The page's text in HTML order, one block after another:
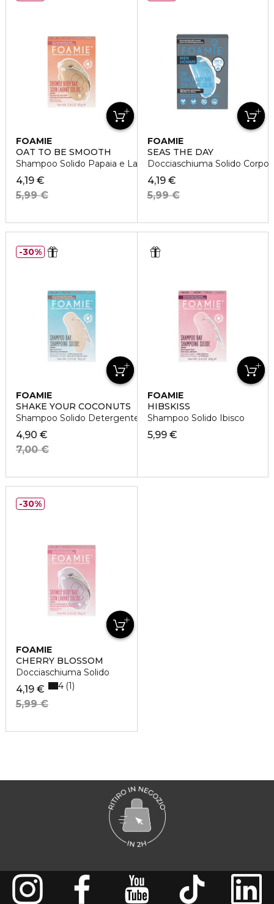
FOAMIE
OAT TO BE SMOOTH
Shampoo Solido Papaia e Latte d'Avena
4,19 €
5,99 €
FOAMIE
SEAS THE DAY
Docciaschiuma Solido Corpo
4,19 €
5,99 €
FOAMIE
SHAKE YOUR COCONUTS
Shampoo Solido Detergente Cocco
4,90 €
7,00 €
30%
FOAMIE
HIBSKISS
Shampoo Solido Ibisco
5,99 €
FOAMIE
CHERRY BLOSSOM
Docciaschiuma Solido
4,19 €
5,99 €
4 1
30%